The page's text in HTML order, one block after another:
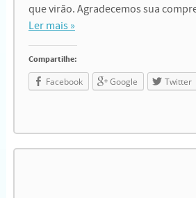
que virão. Agradecemos sua
Ler mais »
Compartilhe:
Facebook Google Twitter